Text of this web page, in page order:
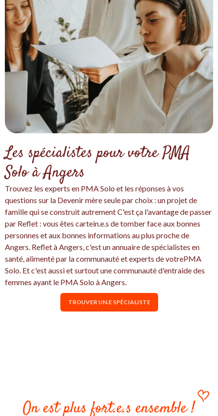
Les spécialistes pour votre PMA
Solo à Angers
Trouvez les experts en PMA Solo et les réponses à vos
questions sur la Devenir mère seule par choix : un projet de
famille qui se construit autrement C'est ça l'avantage de passer
par Reflet : vous êtes cartein.e.s de tomber face aux bonnes
personnes et aux bonnes informations au plus proche de
Angers. Reflet à Angers, c'est un annuaire de spécialistes en
santé, alimenté par la communauté et experts de votrePMA
Solo. Et c'est aussi et surtout une communauté d'entraide des
femmes ayant le PMA Solo à Angers.
TROUVER UN.E SPÉCIALISTE
On est plus fort.e.s ensemble !